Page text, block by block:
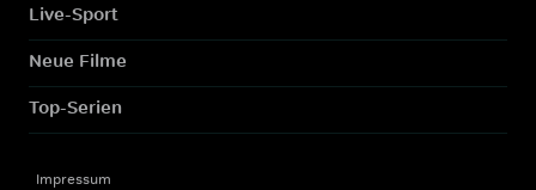
Live-Sport
Neue Filme
Top-Serien
Impressum